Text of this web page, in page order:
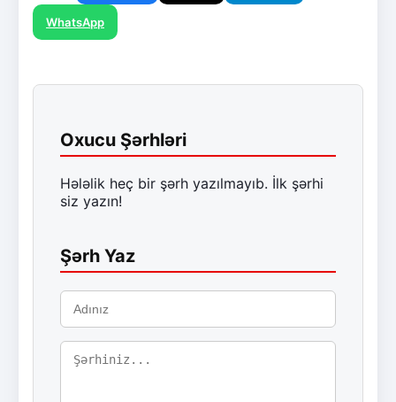
WhatsApp
Oxucu Şərhləri
Hələlik heç bir şərh yazılmayıb. İlk şərhi
siz yazın!
Şərh Yaz